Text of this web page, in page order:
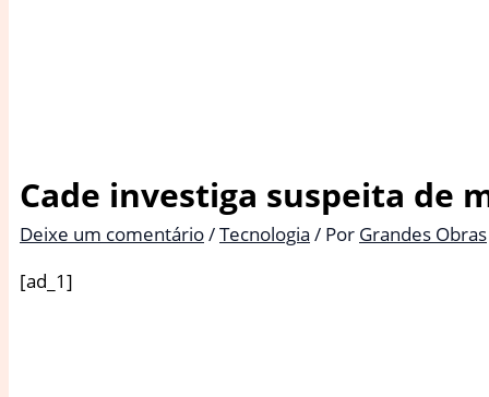
Cade investiga suspeita de
Deixe um comentário/Tecnologia / Por Grandes Obras
[ad_1]